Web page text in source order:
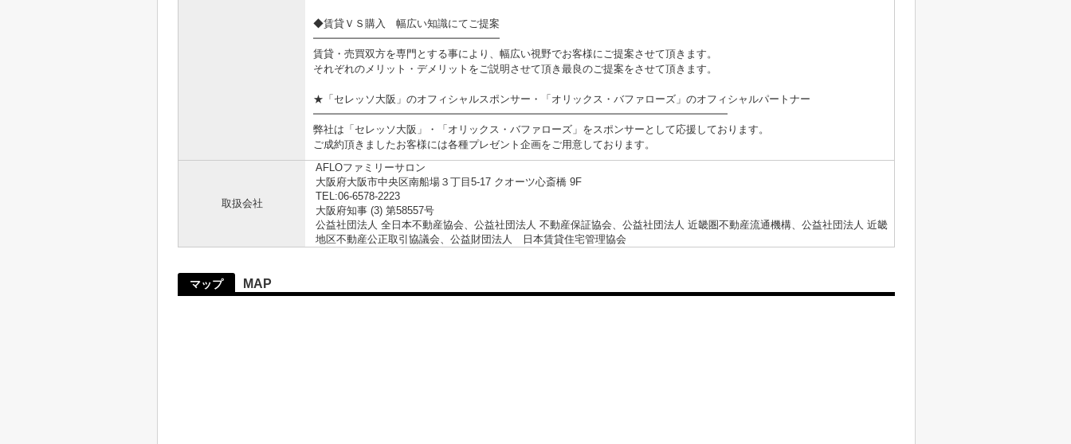
◆賃貸ＶＳ購入 幅広い知識にてご提案
━━━━━━━━━━━━━━━━━━
賃貸・売買双方を専門とする事により、幅広い視野でお客様にご提案させて頂きます。
それぞれのメリット・デメリットをご説明させて頂き最良のご提案をさせて頂きます。
★「セレッソ大阪」のオフィシャルスポンサー・「オリックス・バファローズ」のオフィシャルパートナー
━━━━━━━━━━━━━━━━━━━━━━━━━━━━━━━━━━━━━━━━
弊社は「セレッソ大阪」・「オリックス・バファローズ」をスポンサーとして応援しております。
ご成約頂きましたお客様には各種プレゼント企画をご用意しております。
取扱会社
AFLOファミリーサロン
大阪府大阪市中央区南船場３丁目5-17 クオーツ心斎橋 9F
TEL:06-6578-2223
大阪府知事 (3) 第58557号
公益社団法人 全日本不動産協会、公益社団法人 不動産保証協会、公益社団法人 近畿圏不動産流通機構、公益社団法人 近畿
地区不動産公正取引協議会、公益財団法人 日本賃貸住宅管理協会
マップ MAP